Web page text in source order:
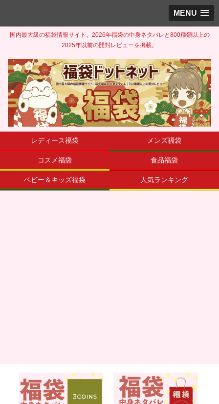
MENU
国内最大級の福袋情報サイト。2026年福袋の中身ネタバレと800種類以上の
2025年以前の開封レビューを掲載。
レディース福袋 メンズ福袋
コスメ福袋 食品福袋
ベビー＆キッズ福袋 人気ランキング